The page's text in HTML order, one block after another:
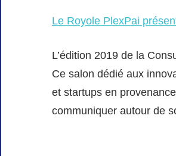
Le Royole PlexPai
L’édition 2019 de la
Ce salon dédié aux
et startups en
communiquer autour de